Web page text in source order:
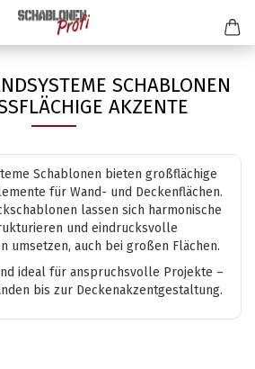
SCHABLONEN
AKZENTE
Schablonen bieten großflächige
für Wand- und Deckenflächen.
lassen sich harmonische
und eindrucksvolle
umsetzen, auch bei großen Flächen.
ideal für anspruchsvolle Projekte –
bis zur Deckenakzentgestaltung.